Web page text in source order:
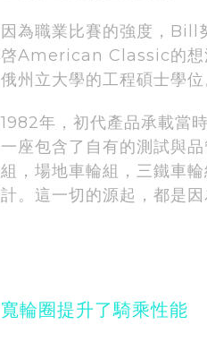
因為職業比賽的強度，Bill
啓American Classic的想
俄州立大學的工程碩士學
1982年，初代產品承載當
一座包含了自有的測試與
組，場地車輪組，三鐵車
計。這一切的源起，都是
寬輪圈提升了騎乘性能